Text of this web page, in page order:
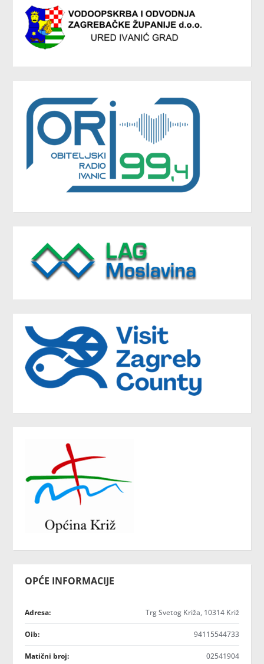
OPĆE INFORMACIJE
Adresa: Trg Svetog Križa, 10314 Križ
Oib: 94115544733
Matični broj: 02541904